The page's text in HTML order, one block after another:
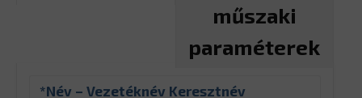
műszaki
paraméterek